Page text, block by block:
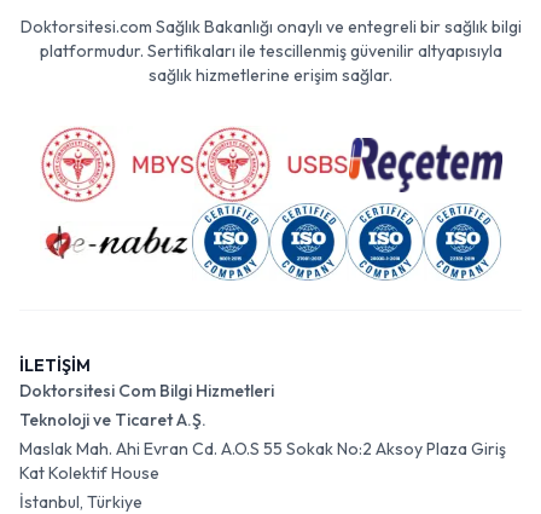
Doktorsitesi.com Sağlık Bakanlığı onaylı ve entegreli bir sağlık bilgi
platformudur. Sertifikaları ile tescillenmiş güvenilir altyapısıyla
sağlık hizmetlerine erişim sağlar.
İLETİŞİM
Doktorsitesi Com Bilgi Hizmetleri
Teknoloji ve Ticaret A.Ş.
Maslak Mah. Ahi Evran Cd. A.O.S 55 Sokak No:2 Aksoy Plaza Giriş
Kat Kolektif House
İstanbul, Türkiye